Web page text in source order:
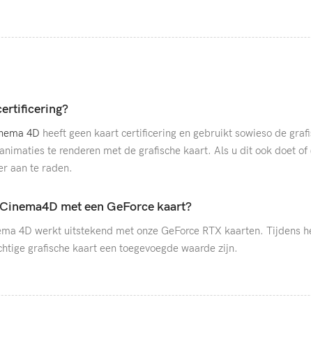
4D heeft geen kaart certificering en gebruikt sowieso de
te renderen met de grafische kaart. Als u dit ook doet
aan te raden.
met een GeForce kaart?
4D werkt uitstekend met onze GeForce RTX kaarten.
grafische kaart een toegevoegde waarde zijn.